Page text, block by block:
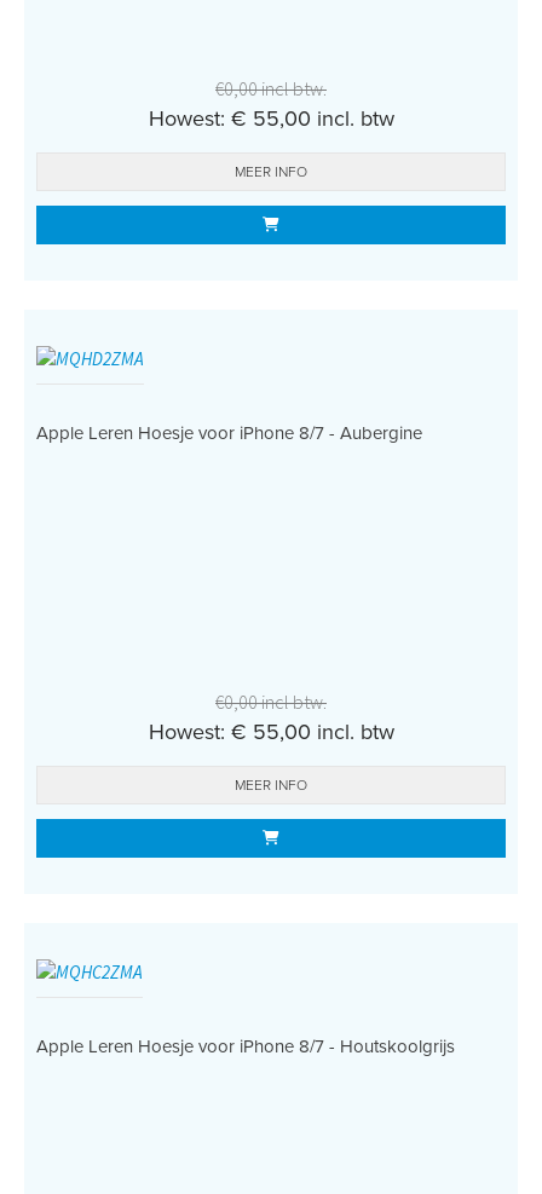
€0,00 incl btw.
Howest: € 55,00 incl. btw
MEER INFO
Apple Leren Hoesje voor iPhone 8/7 - Aubergine
€0,00 incl btw.
Howest: € 55,00 incl. btw
MEER INFO
Apple Leren Hoesje voor iPhone 8/7 - Houtskoolgrijs